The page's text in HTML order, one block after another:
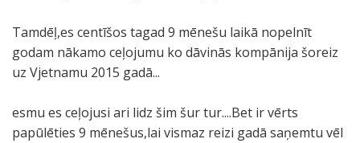
Tamdēļ,es centīšos tagad 9 mēnešu laikā nopelnīt
godam nākamo ceļojumu ko dāvinās kompānija šoreiz
uz Vjetnamu 2015 gadā...
esmu es ceļojusi ari lidz šim šur tur....Bet ir vērts
papūlēties 9 mēnešus,lai vismaz reizi gadā saņemtu vēl